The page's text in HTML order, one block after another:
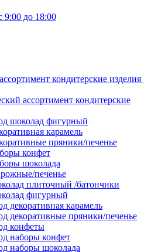
9:00 до 18:00
кондитерские изделия
ассортимент кондитерские
шоколад фигурный
карамель
пряники/печенье
конфет
шоколада
печенье
плиточный /батончики
фигурный
декоративная карамель
декоративные пряники/печенье
конфеты
наборы конфет
наборы шоколада